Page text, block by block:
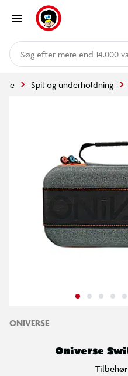
mere end 14.000
Spil og underholdning
ONIVERSE
Oniverse